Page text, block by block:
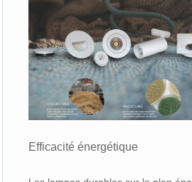
Efficacité énergétique